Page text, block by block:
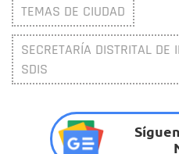
TEMAS DE CIUDAD
SECRETARÍA DISTRITAL DE
SDIS